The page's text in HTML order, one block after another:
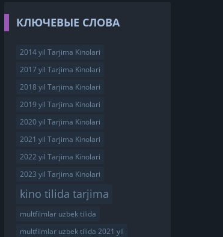
TULKI OVCHISI UZBEK
TILIDA
КЛЮЧЕВЫЕ СЛОВА
2014 yil Tarjima Kinolari
2017 yil Tarjima Kinolari
2018 yil Tarjima Kinolari
2019 yil Tarjima Kinolari
2020 yil Tarjima Kinolari
2021 yil Tarjima Kinolari
2022 yil Tarjima Kinolari
2023 yil Tarjima Kinolari
kino tilida tarjima
multfilmlar uzbek tilida
multfilmlar uzbek tilida 2021 yil